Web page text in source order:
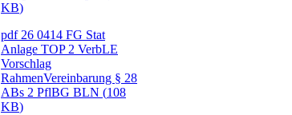
KB)
pdf26 0414 FG Stat
Anlage TOP 2 VerbLE
Vorschlag
RahmenVereinbarung § 28
ABs 2 PflBG BLN (108
KB)